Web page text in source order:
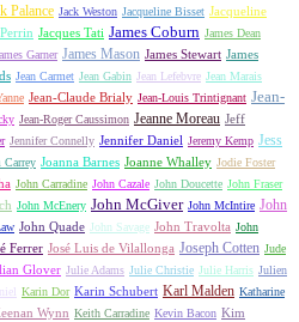
Palance Jack Weston Jacqueline Bisset Jacqueline
Jacques Tati James Coburn James Dean
Garner James Mason James Stewart James
Jean Carmet Jean Gabin Jean Lefebvre Jean Marais
Jean-Claude Brialy Jean-Louis Trintignant Jean-
Jean-Roger Caussimon Jeanne Moreau Jeff
Jennifer Connelly Jennifer Daniel Jeremy Kemp Jess
Carrey Joanna Barnes Joanne Whalley Jodie Foster
John Carradine John Cazale John Doucette John Fraser
John McEnery John McGiver John McIntire John
John Quade John Savage John Travolta John
Ferrer José Luis de Vilallonga Joseph Cotten Jude
Glover Julie Adams Julie Christie Julie Harris Julien
Karin Dor Karin Schubert Karl Malden Katharine
Wynn Keith Carradine Kevin Bacon Kim